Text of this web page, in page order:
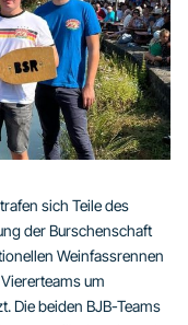
sich Teile des
der Burschenschaft
Weinfassrennen
um
Die beiden BJB-Teams